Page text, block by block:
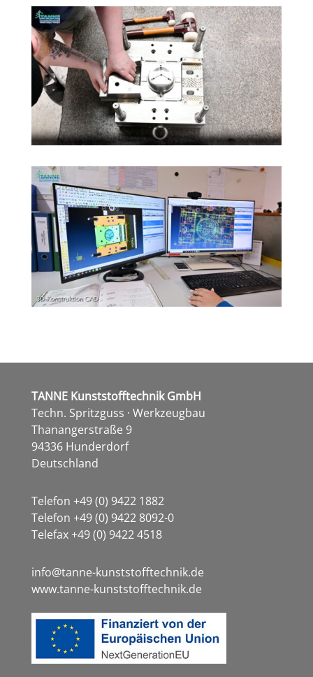
TANNEKunststofftechnik GmbH
Techn. Spritzguss · Werkzeugbau
Thanangerstraße 9
94336 Hunderdorf
Deutschland
Telefon +49 (0) 9422 1882
Telefon +49 (0) 9422 8092-0
Telefax +49 (0) 9422 4518
info@tanne-kunststofftechnik.de
www.tanne-kunststofftechnik.de